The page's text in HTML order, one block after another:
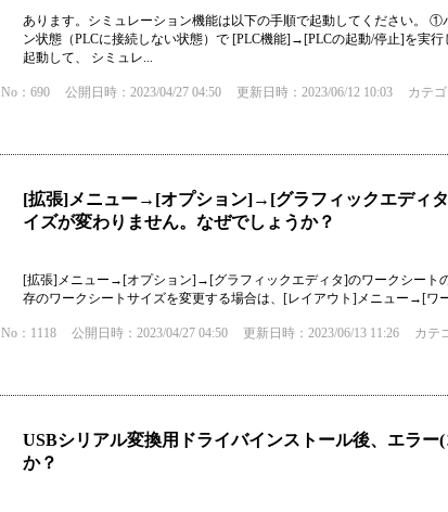
あります。シミュレーション機能は以下の手順で起動してください。
ン状態（PLCに接続しない状態）で [PLC機能]→[PLCの起動/停止]を実
起動して、 シミュレ...
No：690 公開日時：2023/04/27 04:50 更新日時：2023/06/12 10:03 カテ
[拡張]メニュー→[オプション]→[グラフィックエディ
イズが変わりません。なぜでしょうか？
[拡張]メニュー→[オプション]→[グラフィックエディタ]のワークシート
存のワークシートサイズを変更する場合は、[レイアウト]メニュー→[ワ
No：1118 公開日時：2023/04/27 04:50 更新日時：2023/06/13 11:26 カテ
USBシリアル変換用ドライバインストール後、エラ
か？